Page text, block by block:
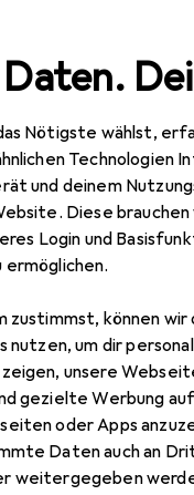
Nötigste wählst,
Technologien
und deinem
Diese brauchen
Login und
ermöglichen.
zustimmst, können
nutzen, um dir
unsere
gezielte Werbung
oder Apps
Daten auch an
weitergegeben
Büro +
EUR
für
du passendes